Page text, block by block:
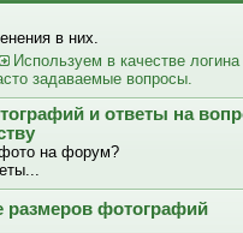
в них.
Используем в качестве
задаваемые вопросы.
и ответы на
фото на форум?
размеров фотографий